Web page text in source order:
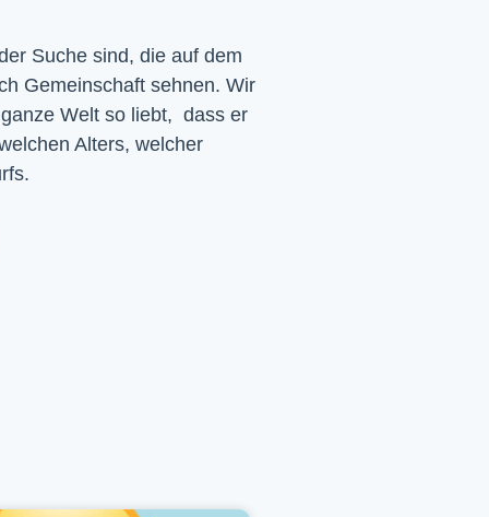
Suche sind, die auf dem
Gemeinschaft sehnen. Wir
Welt so liebt, dass er
Alters, welcher